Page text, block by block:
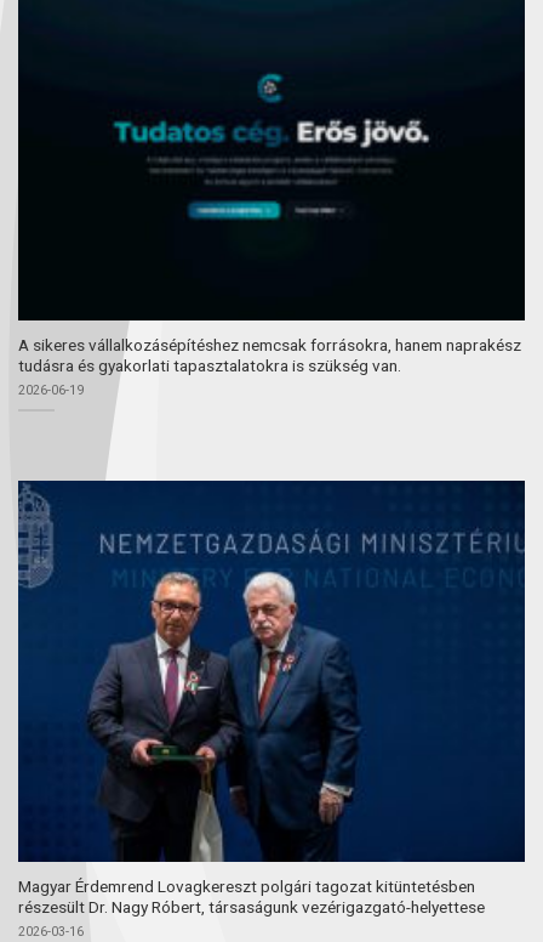
A sikeres vállalkozásépítéshez nemcsak forrásokra, hanem naprakész
tudásra és gyakorlati tapasztalatokra is szükség van.
2026-06-19
Magyar Érdemrend Lovagkereszt polgári tagozat kitüntetésben
részesült Dr. Nagy Róbert, társaságunk vezérigazgató-helyettese
2026-03-16